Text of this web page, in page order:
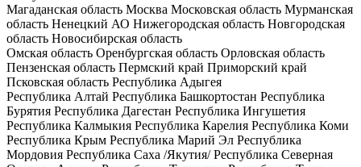
Магаданская область Москва Московская область Мурманская
область Ненецкий АО Нижегородская область Новгородская
область Новосибирская область
Омская область Оренбургская область Орловская область
Пензенская область Пермский край Приморский край
Псковская область Республика Адыгея
Республика Алтай Республика Башкортостан Республика
Бурятия Республика Дагестан Республика Ингушетия
Республика Калмыкия Республика Карелия Республика Коми
Республика Крым Республика Марий Эл Республика
Мордовия Республика Саха /Якутия/Республика Северная